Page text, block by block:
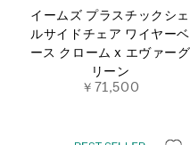
イームズ プラスチックシェ
ルサイドチェア ワイヤーベ
ース クローム x エヴァーグ
リーン
￥71,500